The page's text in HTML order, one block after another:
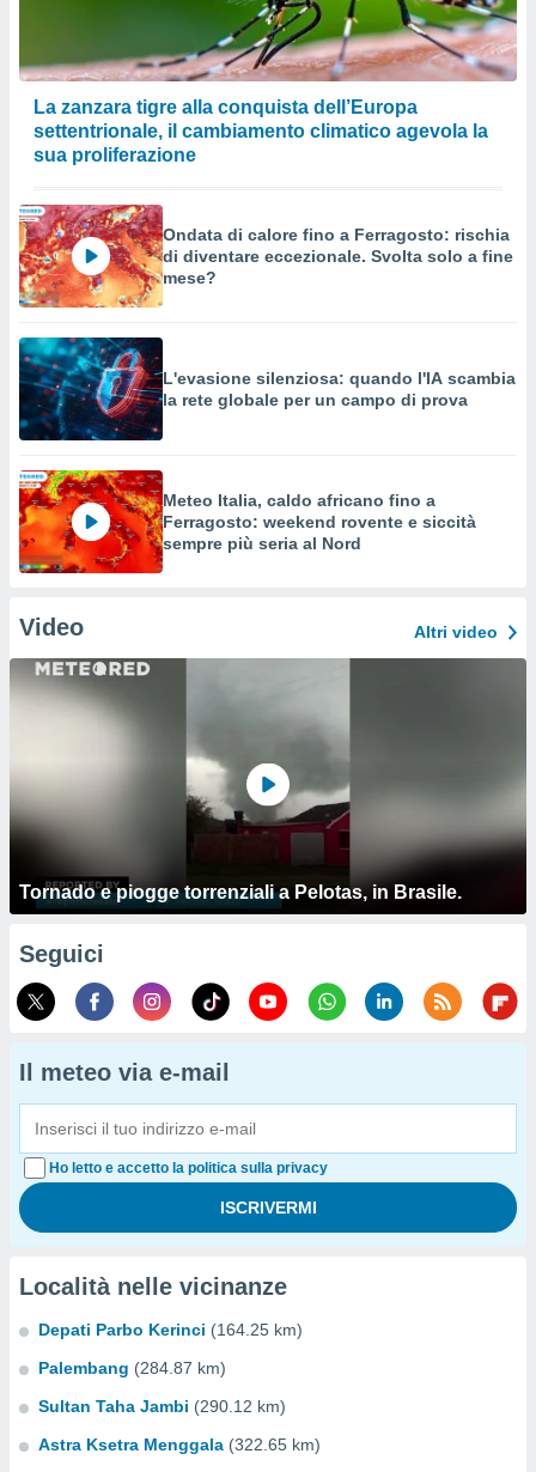
La zanzara tigre alla conquista dell’Europa
settentrionale, il cambiamento climatico agevola la
sua proliferazione
Ondata di calore fino a Ferragosto: rischia
di diventare eccezionale. Svolta solo a fine
mese?
L'evasione silenziosa: quando l'IA scambia
la rete globale per un campo di prova
Meteo Italia, caldo africano fino a
Ferragosto: weekend rovente e siccità
sempre più seria al Nord
Video Altri video
Tornado e piogge torrenziali a Pelotas, in Brasile.
Seguici
Il meteo via e-mail
Ho letto e accetto la politica sulla privacy
Località nelle vicinanze
Depati Parbo Kerinci (164.25 km)
Palembang (284.87 km)
Sultan Taha Jambi (290.12 km)
Astra Ksetra Menggala (322.65 km)